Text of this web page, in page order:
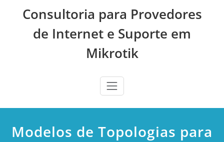
Consultoria para Provedores
de Internet e Suporte em
Mikrotik
Modelos de Topologias para